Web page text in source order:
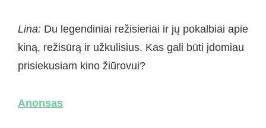
Lina: Du legendiniai režisieriai ir jų pokalbiai apie
kiną, režisūrą ir užkulisius. Kas gali būti įdomiau
prisiekusiam kino žiūrovui?
Anonsas